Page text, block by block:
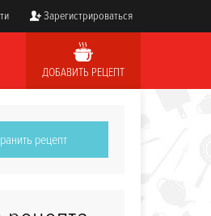
Зарегистрироваться
ДОБАВИТЬ РЕЦЕПТ
рецепт